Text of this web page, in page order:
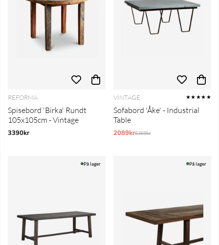
REFORMA
Spisebord 'Birka' Rundt
105x105cm - Vintage
3390kr
VINTAGE ★★★★★
Sofabord 'Åke' - Industrial
Table
2089krNormalpris:
6369kr
På lager På lager